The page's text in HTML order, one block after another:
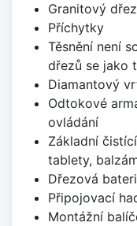
Granitový dřez
Příchytky
Těsnění není
dřezů se jako
Diamantový
Odtokové
ovládání
Základní
tablety,
Dřezová
Připojovací
Montážní